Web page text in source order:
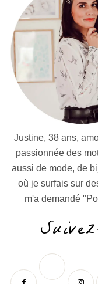
Justine, 38 ans,
passionnée des
aussi de mode, de
où je surfais sur
m'a demandé